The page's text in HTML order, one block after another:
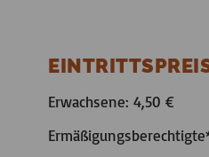
Erwachsene: 4,50 €